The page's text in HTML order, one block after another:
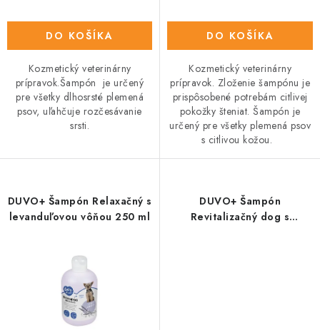
DO KOŠÍKA
Kozmetický veterinárny
prípravok.Šampón je určený
pre všetky dlhosrsté plemená
psov, uľahčuje rozčesávanie
srsti.
DO KOŠÍKA
Kozmetický veterinárny
prípravok. Zloženie šampónu je
prispôsobené potrebám citlivej
pokožky šteniat. Šampón je
určený pre všetky plemená psov
s citlivou kožou.
DUVO+ Šampón Relaxačný s
levanduľovou vôňou 250 ml
DUVO+ Šampón
Revitalizačný dog s